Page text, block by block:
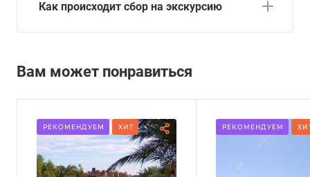
Как происходит сбор на экскурсию
Вам может понравиться
РЕКОМЕНДУЕМ ХИТ РЕКОМЕНДУЕМ